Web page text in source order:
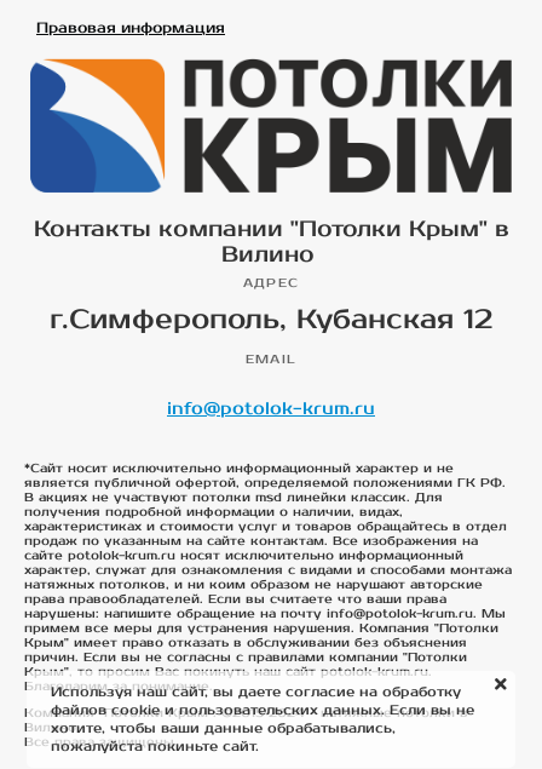
Правовая информация
Контакты компании "Потолки Крым" в
Вилино
АДРЕС
г.Симферополь, Кубанская 12
EMAIL
info@potolok-krum.ru
*Сайт носит исключительно информационный характер и не
является публичной офертой, определяемой положениями ГК РФ.
В акциях не участвуют потолки msd линейки классик. Для
получения подробной информации о наличии, видах,
характеристиках и стоимости услуг и товаров обращайтесь в отдел
продаж по указанным на сайте контактам. Все изображения на
сайте potolok-krum.ru носят исключительно информационный
характер, служат для ознакомления с видами и способами монтажа
натяжных потолков, и ни коим образом не нарушают авторские
права правообладателей. Если вы считаете что ваши права
нарушены: напишите обращение на почту info@potolok-krum.ru. Мы
примем все меры для устранения нарушения. Компания "Потолки
Крым" имеет право отказать в обслуживании без объяснения
причин. Если вы не согласны с правилами компании "Потолки
Крым", то просим Вас покинуть наш сайт potolok-krum.ru.
Благодарим за понимание.
Компания "Потолки Крым". ©2015-2024 - натяжные потолки в
Вилино
Все права защищены
Используя наш сайт, вы даете согласие на обработку
файлов cookie и пользовательских данных. Если вы не
хотите, чтобы ваши данные обрабатывались,
пожалуйста покиньте сайт.